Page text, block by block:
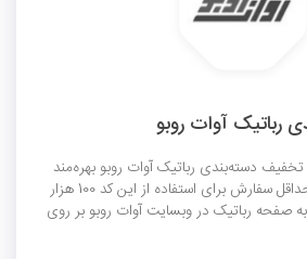
کد از 20 درصد تخفیف دسته‌بندی رباتیک آوات روبو بهره‌مند
شوید. توجه داشته باشید حداقل سفارش برای استفاده از این کد 100 هزار
صفحه رباتیک در وبسایت آوات روبو بر روی